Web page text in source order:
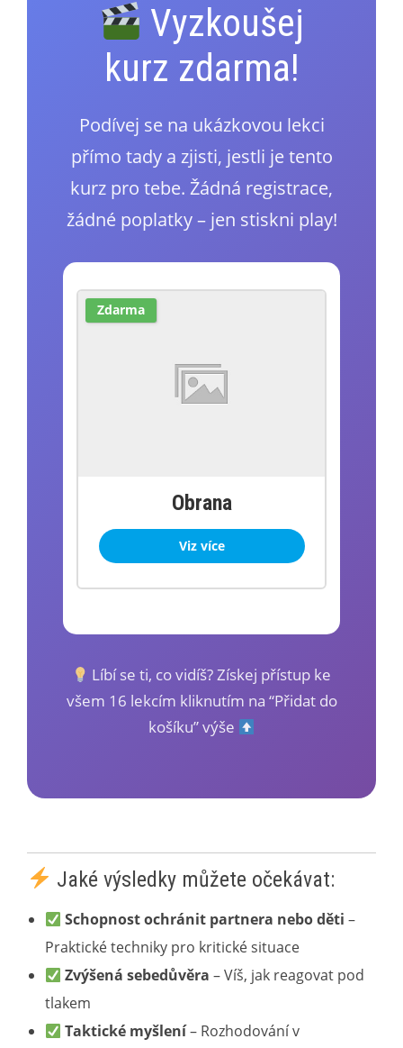
Vyzkoušej
kurz zdarma!
Podívej se na ukázkovou lekci
přímo tady a zjisti, jestli je tento
kurz pro tebe. Žádná registrace,
žádné poplatky – jen stiskni play!
Zdarma
Obrana
Viz více
Líbí se ti, co vidíš? Získej přístup ke
všem 16 lekcím kliknutím na “Přidat do
košíku” výše
Jaké výsledky můžete očekávat:
Schopnost ochránit partnera nebo děti –
Praktické techniky pro kritické situace
Zvýšená sebedůvěra – Víš, jak reagovat pod
tlakem
Taktické myšlení– Rozhodování v